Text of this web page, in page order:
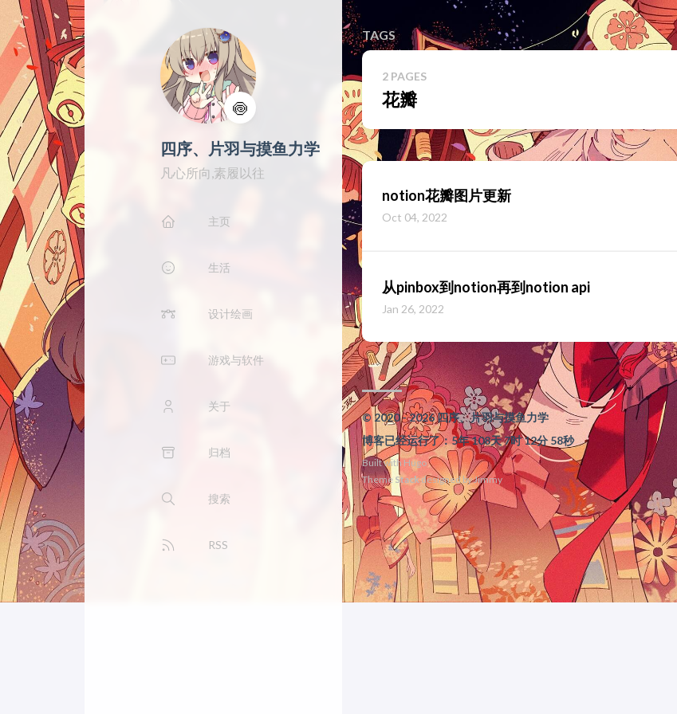
🍥
四序、片羽与摸鱼力学
凡心所向,素履以往
主页
生活
设计绘画
游戏与软件
关于
归档
搜索
RSS
TAGS
2 PAGES
花瓣
notion花瓣图片更新
Oct 04, 2022
从pinbox到notion再到notion api
Jan 26, 2022
© 2020 - 2026 四序、片羽与摸鱼力学
博客已经运行了：5年 108天 7时 12分 58秒
Built with Hugo
Theme Stackdesigned byJimmy